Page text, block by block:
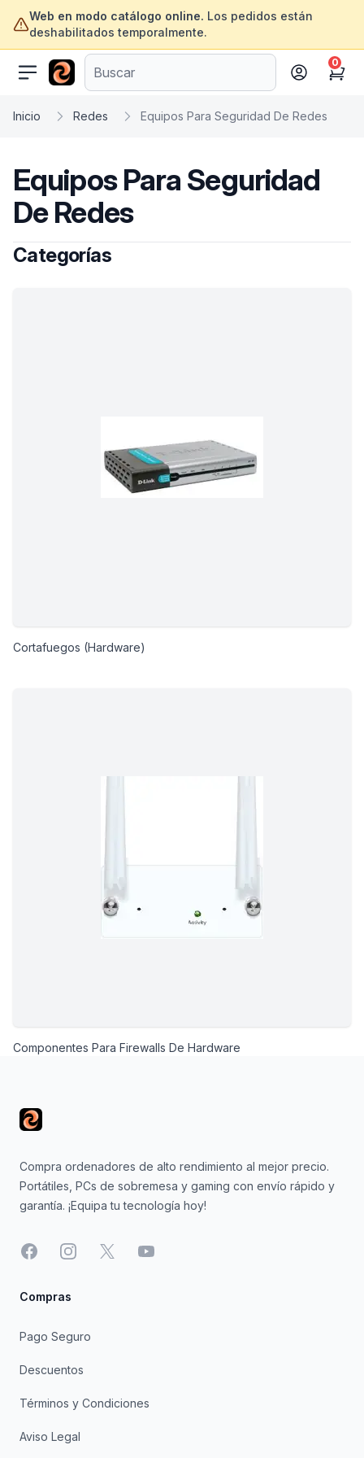
Web en modo catálogo online. Los pedidos están
deshabilitados temporalmente.
ofertasinformatica.com
Cart
0
Inicio Redes Equipos Para Seguridad De Redes
Equipos Para Seguridad
De Redes
Categorías
Cortafuegos (Hardware)
Componentes Para Firewalls De Hardware
Compra ordenadores de alto rendimiento al mejor precio.
Portátiles, PCs de sobremesa y gaming con envío rápido y
garantía. ¡Equipa tu tecnología hoy!
FacebookInstagram
X YouTube
Compras
Pago Seguro
Descuentos
Términos y Condiciones
Aviso Legal